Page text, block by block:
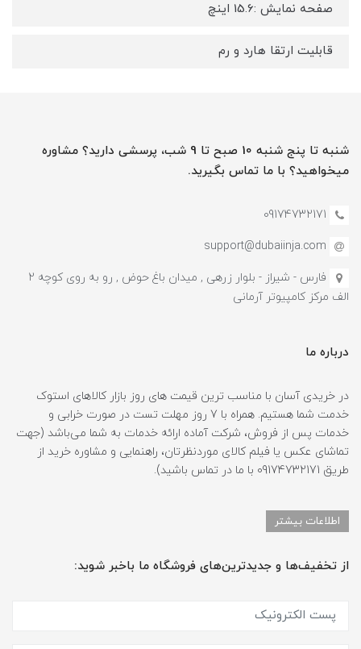
صفحه نمایش :15.6 اینچ
قابلیت ارتقا هارد و رم
شنبه تا پنج شنبه 10 صبح تا 9 شب، پرسشی دارید؟ مشاوره
میخواهید؟ با ما تماس بگیرید.
09174732171
support@dubaiinja.com
فارس - شیراز - بلوار زرهی , میدان باغ حوض , رو به روی کوچه 2
الف مرکز کامپیوتر آرمانی
درباره ما
در خریدی آسان با مناسب ترین قیمت های روز بازار کالاهای استوک
خدمت شما هستیم. همراه با 7 روز مهلت تست در صورت خرابی و
خدمات پس از فروش، شرکت آماده ارائه خدمات به شما می‌باشد (جهت
تماشای عکس یا فیلم کالای موردنظرتان، راهنمایی و مشاوره خرید از
طریق 09174732171 با ما در تماس باشید).
اطلاعات بیشتر
از تخفیف‌ها و جدیدترین‌های فروشگاه ما باخبر شوید: